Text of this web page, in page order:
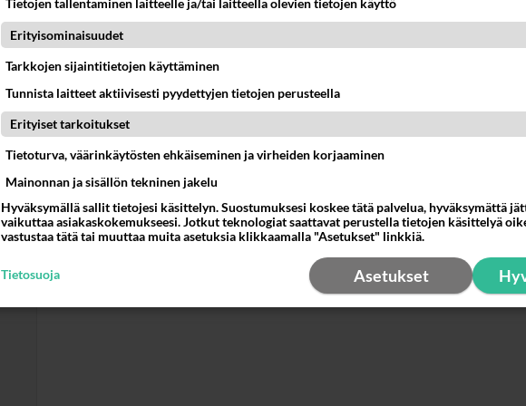
suuhunsa... Joskus kun nainen oikein haluaa niin annetaan suihin
perään, joskus nainen ei heti niele ekaa satsia vaan ottaa toiselta
niin että eka lasti samalla suussa! Se tuntuu jotenkin mielettömän
kiimaiselta...
Äänestä
2016-11-16 10:37:01
minu soosik asento olla väkisin.
Syntymäaika
Jatka
Tietojen tallentaminen laitteelle ja/tai laitteella olevien tietojen käyttö
Erityisominaisuudet
Tarkkojen sijaintitietojen käyttäminen
Tunnista laitteet aktiivisesti pyydettyjen tietojen perusteella
Erityiset tarkoitukset
Tietoturva, väärinkäytösten ehkäiseminen ja virheiden korjaaminen
Mainonnan ja sisällön tekninen jakelu
Hyväksymällä sallit tietojesi käsittelyn. Suostumuksesi koskee tätä palvelua, hyväksymättä
vaikuttaa asiakaskokemukseesi. Jotkut teknologiat saattavat perustella tietojen käsittelyä
vastustaa tätä tai muuttaa muita asetuksia klikkaamalla "Asetukset" linkkiä.
Asetukset
Tietosuoja